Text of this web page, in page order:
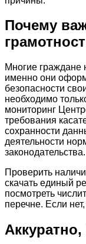
Почему
Многие граждане
именно они
безопасности
необходимо
мониторинг
требования
сохранности
деятельности
законодательства.
Проверить
скачать единый
посмотреть
перечне. Если